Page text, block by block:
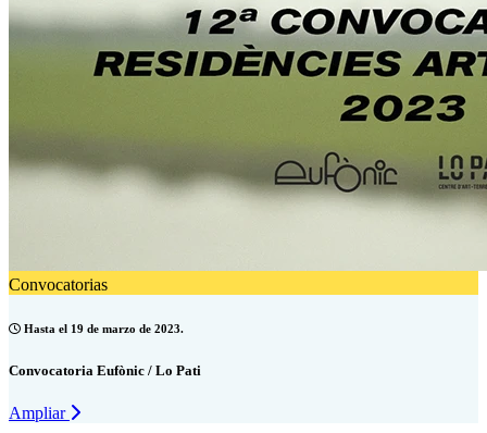
Convocatorias
Hasta el 19 de marzo de 2023.
Convocatoria Eufònic / Lo Pati
Ampliar